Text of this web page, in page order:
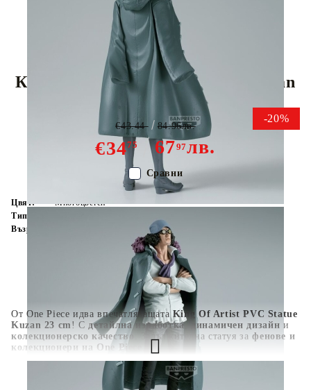
One Piece: King Of Artist
Колекционерска Фигурка - Kuzan
-20%
€3475 6797лв.
€43.44 84.96лв.
От One Piece идва впечатляващатаKing Of Artist PVC Statue
Kuzan 23 cm ! Сдетайлна изработка,динамичен дизайн и
колекционерско качество. Задължителна статуя зафенове и
колекционери на One Piece.
Цвят:
Многоцветен
Тип:
Възраст:
Сравни